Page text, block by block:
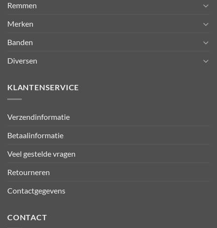
Remmen
Merken
Banden
Diversen
KLANTENSERVICE
Verzendinformatie
Betaalinformatie
Veel gestelde vragen
Retourneren
Contactgegevens
CONTACT